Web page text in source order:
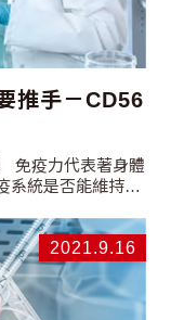
推手－CD56
系統是否能維持有
細胞除可以殺
突變癌化、被病毒
瘤、新冠肺炎
能夠
2021.9.16